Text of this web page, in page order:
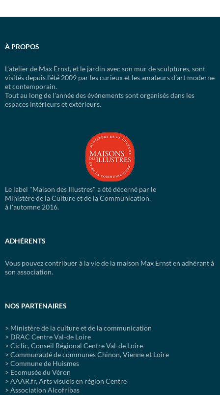
À PROPOS
L’atelier de Max Ernst, et le jardin avec son mur de sculptures, sont
visités depuis l’été 2009 par les curieux et les amateurs d’art moderne
et contemporain.
Tout au long de l'année des événements sont organisés dans les
espaces intérieurs et extérieurs.
Le label "Maison des Illustres" a été décerné par le
Ministère de la Culture et de la Communication,
à l'automne 2016.
ADHÉRENTS
Vous pouvez contribuer à la vie de la maison Max Ernst en adhérant à
son association.
NOS PARTENAIRES
> Ministère de la culture et de la communication
> DRAC Centre Val-de Loire
> Ciclic, Conseil Régional Centre Val-de Loire
> Communauté de communes Chinon, Vienne et Loire
> Commune de Huismes
> Ecomusée du Véron
> AAAR.fr, Arts visuels en région Centre
> Association Alcofribas